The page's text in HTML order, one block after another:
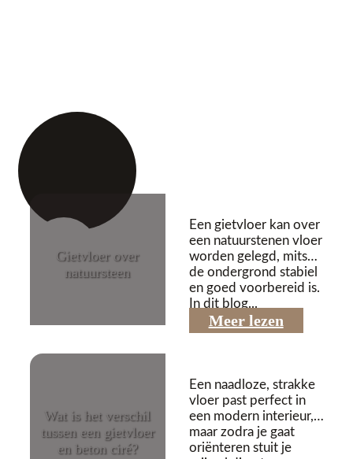
Gietvloer over
natuursteen
Een gietvloer kan over
een natuurstenen vloer
worden gelegd, mits
de ondergrond stabiel
en goed voorbereid is.
In dit blog...
Meer lezen
Wat is het verschil
tussen een gietvloer
en beton ciré?
Een naadloze, strakke
vloer past perfect in
een modern interieur,
maar zodra je gaat
oriënteren stuit je